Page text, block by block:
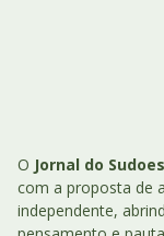
O Jornal do
com a proposta de
independente,